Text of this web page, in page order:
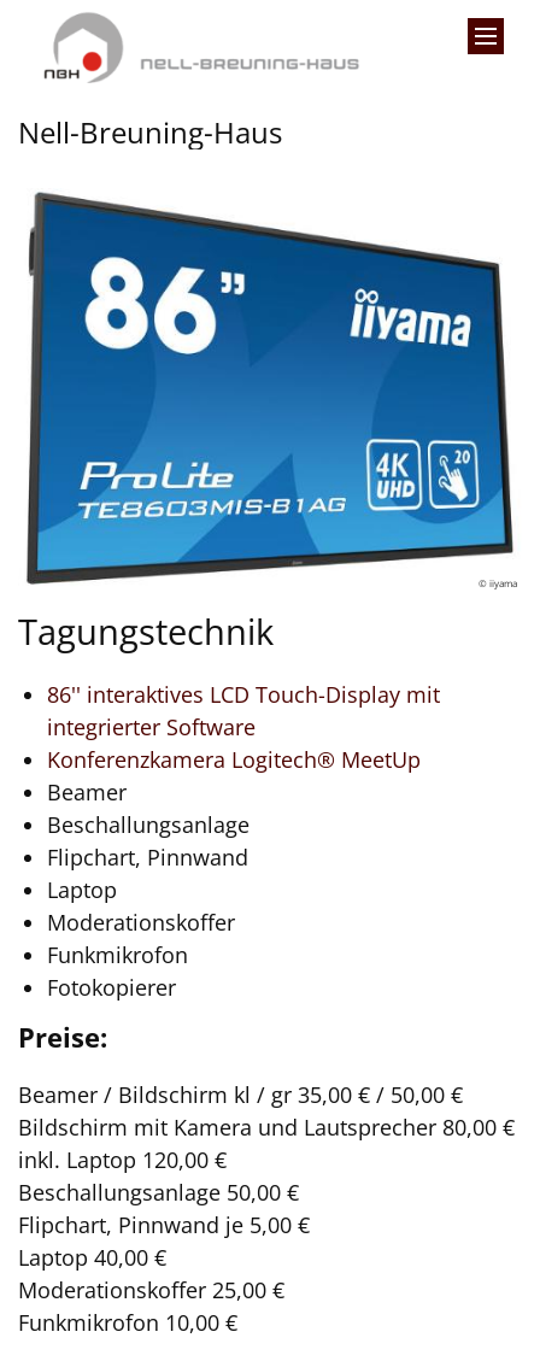
Zum Inhalt springen
Nell-Breuning-Haus
© iiyama
Tagungstechnik
86'' interaktives LCD Touch-Display mit
integrierter Software
Konferenzkamera Logitech® MeetUp
Beamer
Beschallungsanlage
Flipchart, Pinnwand
Laptop
Moderationskoffer
Funkmikrofon
Fotokopierer
Preise:
Beamer / Bildschirm kl / gr 35,00 € / 50,00 €
Bildschirm mit Kamera und Lautsprecher 80,00 €
inkl. Laptop 120,00 €
Beschallungsanlage 50,00 €
Flipchart, Pinnwand je 5,00 €
Laptop 40,00 €
Moderationskoffer 25,00 €
Funkmikrofon 10,00 €